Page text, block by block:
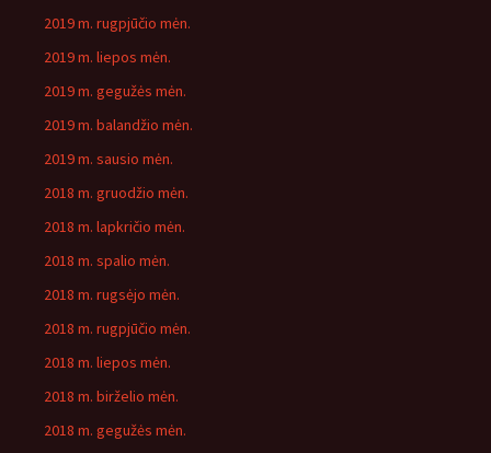
2019 m. rugpjūčio mėn.
2019 m. liepos mėn.
2019 m. gegužės mėn.
2019 m. balandžio mėn.
2019 m. sausio mėn.
2018 m. gruodžio mėn.
2018 m. lapkričio mėn.
2018 m. spalio mėn.
2018 m. rugsėjo mėn.
2018 m. rugpjūčio mėn.
2018 m. liepos mėn.
2018 m. birželio mėn.
2018 m. gegužės mėn.